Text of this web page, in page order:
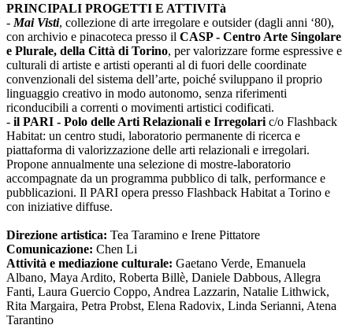
PRINCIPALI PROGETTI E ATTIVITà
- Mai Visti, collezione di arte irregolare e outsider (dagli anni ‘80),
con archivio e pinacoteca presso il CASP - Centro Arte Singolare
e Plurale, della Città di Torino, per valorizzare forme espressive e
culturali di artiste e artisti operanti al di fuori delle coordinate
convenzionali del sistema dell’arte, poiché sviluppano il proprio
linguaggio creativo in modo autonomo, senza riferimenti
riconducibili a correnti o movimenti artistici codificati.
- il PARI - Polo delle Arti Relazionali e Irregolari c/o Flashback
Habitat: un centro studi, laboratorio permanente di ricerca e
piattaforma di valorizzazione delle arti relazionali e irregolari.
Propone annualmente una selezione di mostre-laboratorio
accompagnate da un programma pubblico di talk, performance e
pubblicazioni. Il PARI opera presso Flashback Habitat a Torino e
con iniziative diffuse.
Direzione artistica: Tea Taramino e Irene Pittatore
Comunicazione: Chen Li
Attività e mediazione culturale: Gaetano Verde, Emanuela
Albano, Maya Ardito, Roberta Billè, Daniele Dabbous, Allegra
Fanti, Laura Guercio Coppo, Andrea Lazzarin, Natalie Lithwick,
Rita Margaira, Petra Probst, Elena Radovix, Linda Serianni, Atena
Tarantino